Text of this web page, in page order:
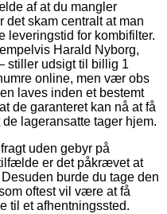
af at du mangler
det skam centralt at man
leveringstid for kombifilter.
Harald Nyborg,
stiller udsigt til billig 1
online, men vær obs
laves inden et bestemt
de garanteret kan nå at få
lageransatte tager hjem.
uden gebyr på
er det påkrævet at
burde du tage den
oftest vil være at få
til et afhentningssted.